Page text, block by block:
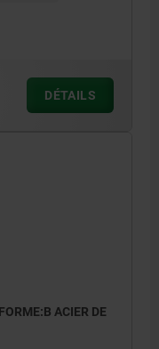
DÉTAILS
ACIER DE